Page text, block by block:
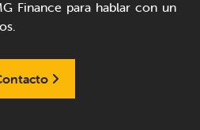
Finance para hablar con un